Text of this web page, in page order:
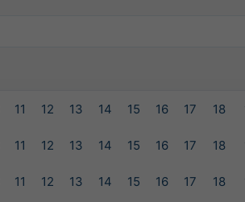
11 12 13 14 15 16 17 18
11 12 13 14 15 16 17 18
11 12 13 14 15 16 17 18